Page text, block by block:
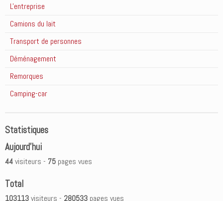
L'entreprise
Camions du lait
Transport de personnes
Déménagement
Remorques
Camping-car
Statistiques
Aujourd'hui
44visiteurs - 75 pages vues
Total
103113visiteurs - 280533 pages vues